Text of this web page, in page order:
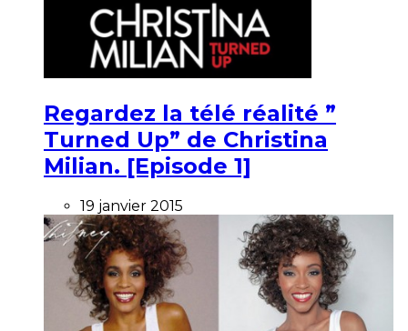
Regardez la télé réalité ”
Turned Up” de Christina
Milian. [Episode 1]
19 janvier 2015